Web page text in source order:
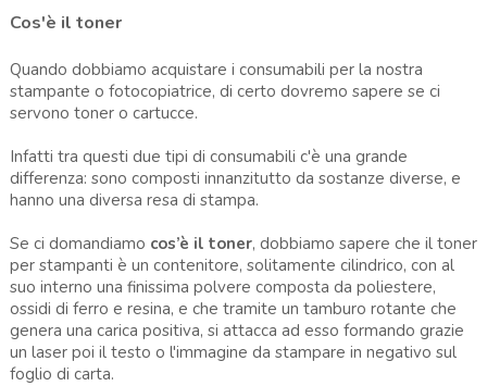
Cos'è il toner
Quando dobbiamo acquistare i consumabili per la nostra
stampante o fotocopiatrice, di certo dovremo sapere se ci
servono toner o cartucce.
Infatti tra questi due tipi di consumabili c'è una grande
differenza: sono composti innanzitutto da sostanze diverse, e
hanno una diversa resa di stampa.
Se ci domandiamo cos’è il toner, dobbiamo sapere che il toner
per stampanti è un contenitore, solitamente cilindrico, con al
suo interno una finissima polvere composta da poliestere,
ossidi di ferro e resina, e che tramite un tamburo rotante che
genera una carica positiva, si attacca ad esso formando grazie
un laser poi il testo o l'immagine da stampare in negativo sul
foglio di carta.